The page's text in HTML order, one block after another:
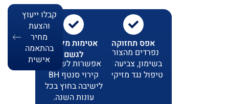
אפס תחזוקה
נפרדים מהצורך
בשימון, צביעה או
טיפול נגד מזיקים.
אטימות מלאה
לגשם
אפשרות לשילוב
קירוי סנטף BH
לישיבה בחוץ בכל
עונות השנה.
קבלו ייעוץ
והצעת
מחיר
בהתאמה
אישית